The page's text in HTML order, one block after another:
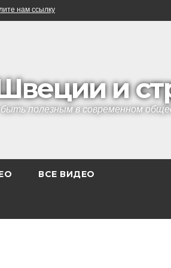
нам ссылку
и
быть полезным в современном
ВСЕ ВИДЕО